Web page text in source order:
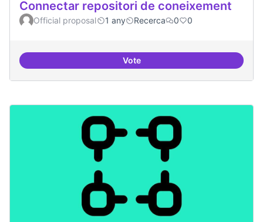
Connectar repositori de coneixement
Official proposal 1 any Recerca 0 0
VoteConnectar repositori de